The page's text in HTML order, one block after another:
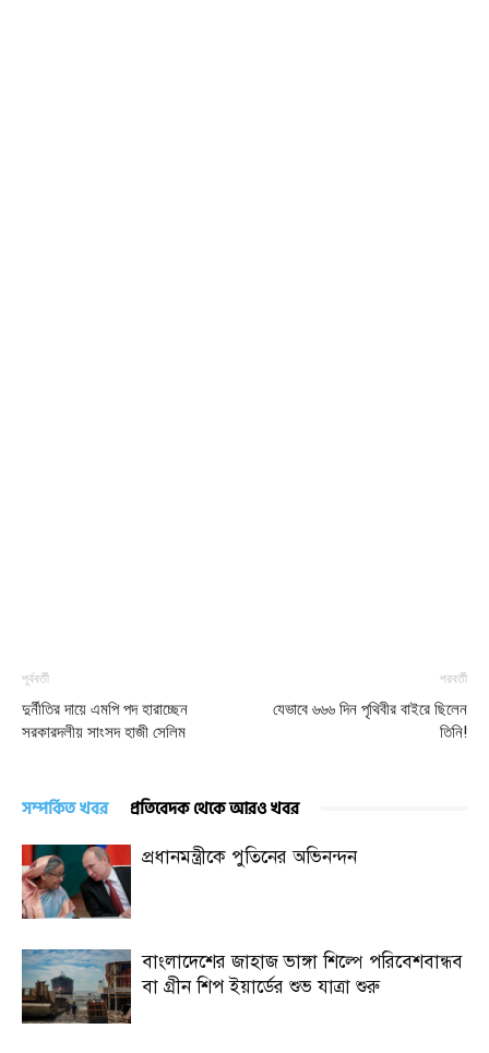
পূর্ববর্তী
দুর্নীতির দায়ে এমপি পদ হারাচ্ছেন
সরকারদলীয় সাংসদ হাজী সেলিম
পরবর্তী
যেভাবে ৬৬৬ দিন পৃথিবীর বাইরে ছিলেন
তিনি!
সম্পর্কিত খবর প্রতিবেদক থেকে আরও খবর
প্রধানমন্ত্রীকে পুতিনের অভিনন্দন
বাংলাদেশের জাহাজ ভাঙ্গা শিল্পে পরিবেশবান্ধব
বা গ্রীন শিপ ইয়ার্ডের শুভ যাত্রা শুরু